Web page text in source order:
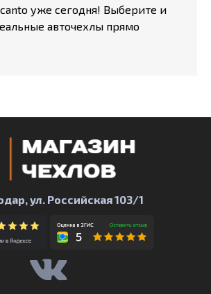
уже сегодня! Выберите и
авточехлы прямо
ул. Российская 103/1